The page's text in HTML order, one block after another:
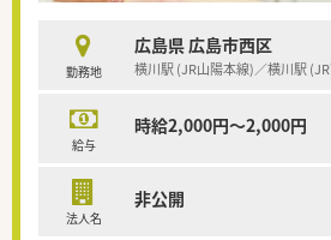
勤務地
広島県 広島市西区
横川駅 (JR山陽本線)／横川駅
給与
時給2,000円～2,000円
法人名
非公開